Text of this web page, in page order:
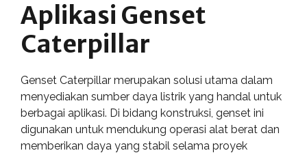
Aplikasi Genset
Caterpillar
Genset Caterpillar merupakan solusi utama dalam
menyediakan sumber daya listrik yang handal untuk
berbagai aplikasi. Di bidang konstruksi, genset ini
digunakan untuk mendukung operasi alat berat dan
memberikan daya yang stabil selama proyek